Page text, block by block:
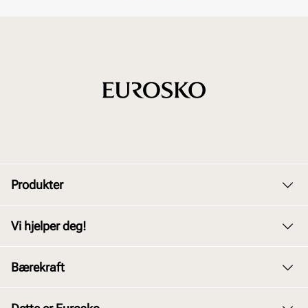
Produkter
Barn
Vi hjelper deg!
Bærekraft